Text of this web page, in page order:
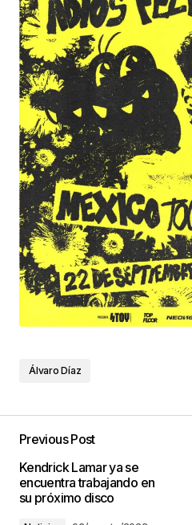
Álvaro Díaz
Previous Post
Kendrick Lamar ya se
encuentra trabajando en
su próximo disco